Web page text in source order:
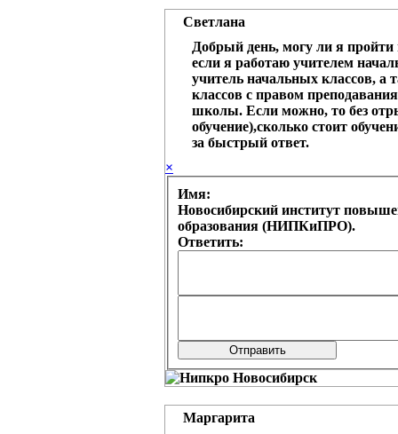
Светлана
Добрый день, могу ли я пройти
если я работаю учителем
учитель начальных классов, а
классов с правом
школы. Если можно, то без
обучение),сколько стоит
за быстрый ответ.
×
Имя:
Новосибирский институт
образования (НИПКиПРО).
Ответить:
Маргарита